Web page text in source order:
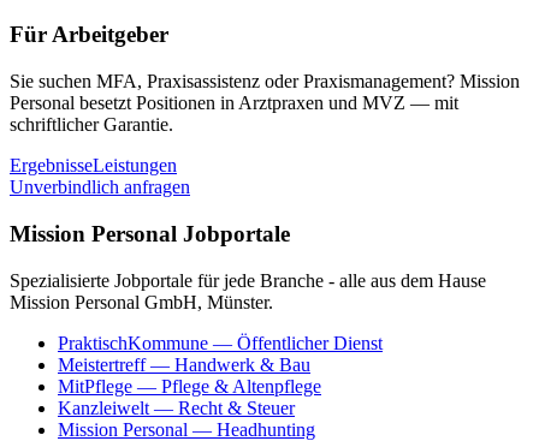
Für Arbeitgeber
Sie suchen MFA, Praxisassistenz oder Praxismanagement? Mission
Personal besetzt Positionen in Arztpraxen und MVZ — mit
schriftlicher Garantie.
ErgebnisseLeistungen
Unverbindlich anfragen
Mission Personal Jobportale
Spezialisierte Jobportale für jede Branche - alle aus dem Hause
Mission Personal GmbH, Münster.
PraktischKommune — Öffentlicher Dienst
Meistertreff— Handwerk & Bau
MitPflege — Pflege & Altenpflege
Kanzleiwelt — Recht & Steuer
Mission Personal — Headhunting